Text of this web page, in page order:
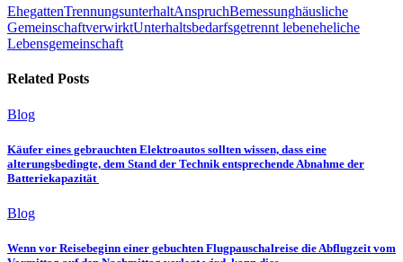
EhegattenTrennungsunterhaltAnspruchBemessunghäusliche
GemeinschaftverwirktUnterhaltsbedarfsgetrennt lebeneheliche
Lebensgemeinschaft
Related Posts
Blog
Käufer eines gebrauchten Elektroautos sollten wissen, dass eine
alterungsbedingte, dem Stand der Technik entsprechende Abnahme der
Batteriekapazität
Blog
Wenn vor Reisebeginn einer gebuchten Flugpauschalreise die Abflugzeit vom